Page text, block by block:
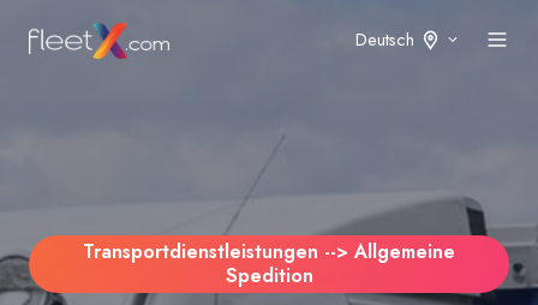
Deutsch
Transportdienstleistungen --> Allgemeine
Spedition